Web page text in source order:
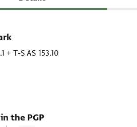
+ T-S AS 153.10
the PGP